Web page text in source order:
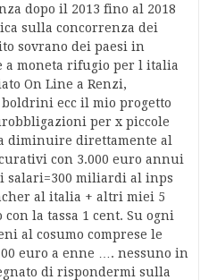
dopo il 2013 fino al 2018
sulla concorrenza dei
sovrano dei paesi in
a moneta rifugio per l italia
On Line a Renzi,
ecc il mio progetto
per x piccole
diminuire direttamente al
con 3.000 euro annui
salari=300 miliardi al inps
al italia + altri miei 5
la tassa 1 cent. Su ogni
al cosumo comprese le
euro a enne …. nessuno in
di rispondermi sulla